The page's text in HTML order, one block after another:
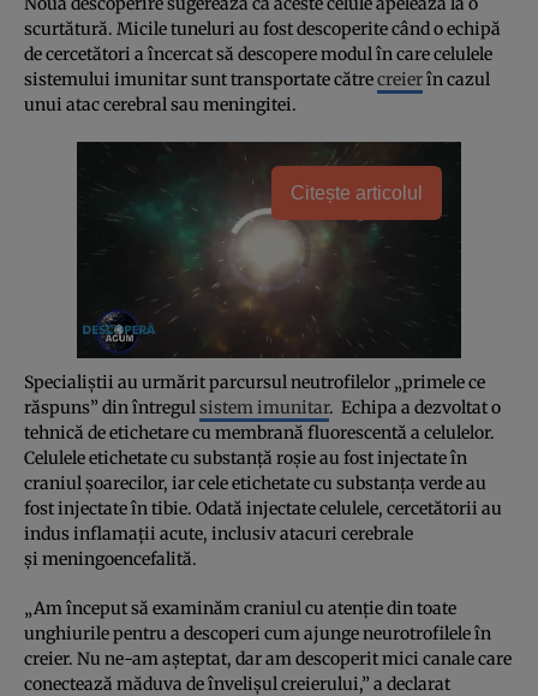
scurtătură. Micile tuneluri au fost descoperite când o echipă
de cercetători a încercat să descopere modul în care celulele
sistemului imunitar sunt transportate cătrecreierîn cazul
unui atac cerebral sau meningitei.
Citește articolul
Specialiştii au urmărit parcursul neutrofilelor „primele ce
răspuns” din întregulsistem imunitar. Echipa a dezvoltat o
tehnică de etichetare cu membrană fluorescentă a celulelor.
Celulele etichetate cu substanţă roşie au fost injectate în
craniul şoarecilor, iar cele etichetate cu substanţa verde au
fost injectate în tibie. Odată injectate celulele, cercetătorii au
indus inflamaţii acute, inclusiv atacuri cerebrale
şi meningoencefalită.
„Am început să examinăm craniul cu atenţie din toate
unghiurile pentru a descoperi cum ajunge neurotrofilele în
creier. Nu ne-am aşteptat, dar am descoperit mici canale care
conectează măduva de învelişul creierului,” a declarat